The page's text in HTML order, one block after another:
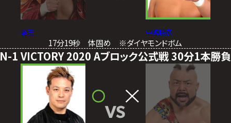
拳王 中嶋勝彦
17分19秒 体固め ※ダイヤモンドボム
N-1 VICTORY 2020 Aブロック公式戦 30分1本勝負
VS